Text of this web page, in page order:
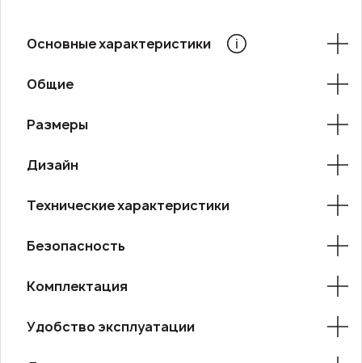
Основные характеристики
Общие
Размеры
Дизайн
Технические характеристики
Безопасность
Комплектация
Удобство эксплуатации